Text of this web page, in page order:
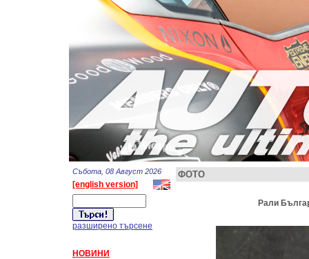
Събота, 08 Август 2026
[english version]
разширено търсене
НОВИНИ
ФОТО
Рали